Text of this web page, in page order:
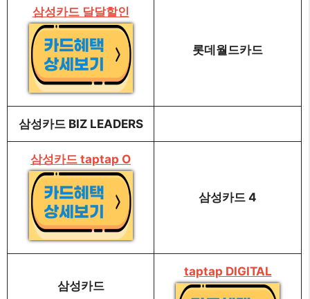
삼성카드 달달할인
롯데월드카드
삼성카드 BIZ LEADERS
삼성카드 taptap O
삼성카드 4
삼성카드
taptap DIGITAL